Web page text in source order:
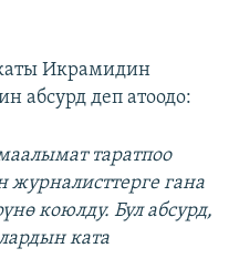
Икрамидин
абсурд деп атоодо:
таратпоо
журналисттерге гана
коюлду. Бул абсурд,
ката